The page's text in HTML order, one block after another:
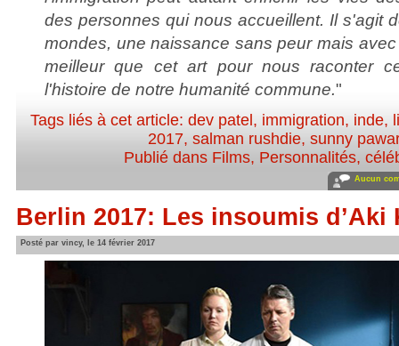
des personnes qui nous accueillent. Il s'agit
mondes, une naissance sans peur mais
meilleur que cet art pour nous raconter
l'histoire de notre humanité commune."
Tags liés à cet article: dev patel , immigration, inde,
2017,salman rushdie,sunny
Publié dans Films, Personnalités,
Aucun
Berlin 2017: Les insoumis d’Aki
Posté par vincy, le 14 février 2017